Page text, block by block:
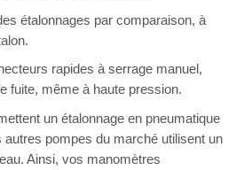
étalonnages par comparaison, à
rapides à serrage manuel,
fuite, même à haute pression.
un étalonnage en pneumatique
autres pompes du marché utilisent un
Ainsi, vos manomètres